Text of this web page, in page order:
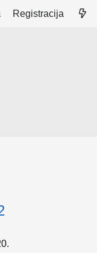
Registracija